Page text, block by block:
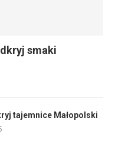
smaki
tajemnice Małopolski